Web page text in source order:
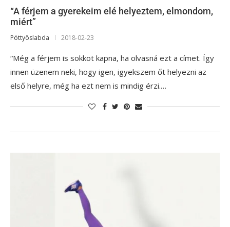
“A férjem a gyerekeim elé helyeztem, elmondom,
miért”
Pöttyöslabda 2018-02-23
“Még a férjem is sokkot kapna, ha olvasná ezt a címet. Így
innen üzenem neki, hogy igen, igyekszem őt helyezni az
első helyre, még ha ezt nem is mindig érzi.…